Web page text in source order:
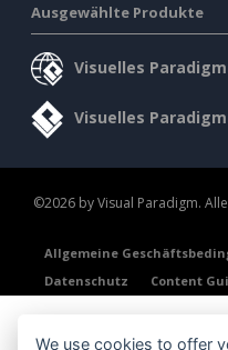
Ausgewählte Produkte
Visuelles
Visuelles
©2026 by Visual Paradigm.
Allgemeine
Datenschutz
Content
We use cookies to offer